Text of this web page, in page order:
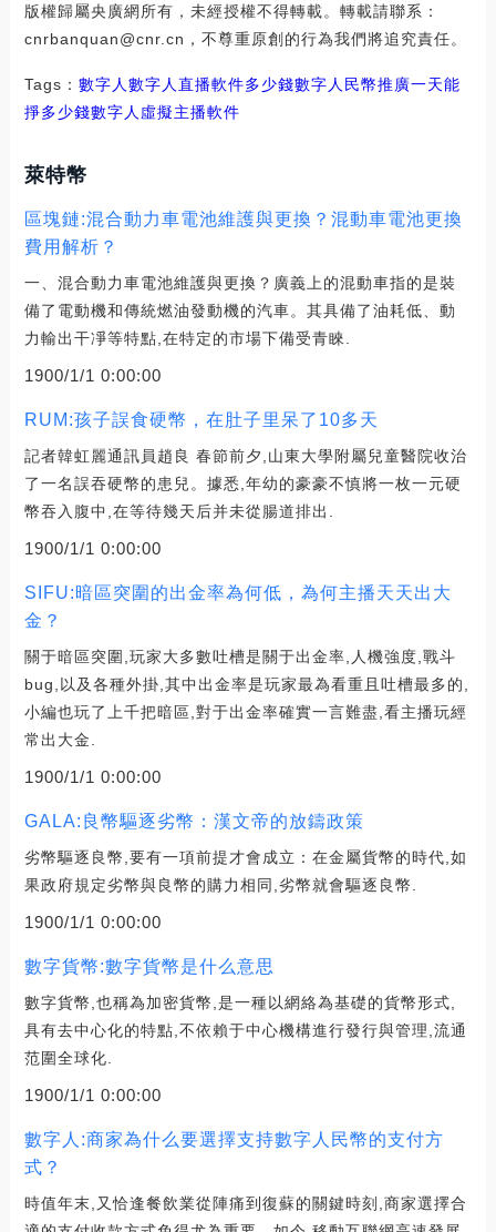
版權歸屬央廣網所有，未經授權不得轉載。轉載請聯系：
cnrbanquan@cnr.cn，不尊重原創的行為我們將追究責任。
Tags： 數字人數字人直播軟件多少錢數字人民幣推廣一天能
掙多少錢數字人虛擬主播軟件
萊特幣
區塊鏈:混合動力車電池維護與更換？混動車電池更換
費用解析？
一、混合動力車電池維護與更換？廣義上的混動車指的是裝
備了電動機和傳統燃油發動機的汽車。其具備了油耗低、動
力輸出干凈等特點,在特定的市場下備受青睞.
1900/1/1 0:00:00
RUM:孩子誤食硬幣，在肚子里呆了10多天
記者韓虹麗通訊員趙良 春節前夕,山東大學附屬兒童醫院收治
了一名誤吞硬幣的患兒。據悉,年幼的豪豪不慎將一枚一元硬
幣吞入腹中,在等待幾天后并未從腸道排出.
1900/1/1 0:00:00
SIFU:暗區突圍的出金率為何低，為何主播天天出大
金？
關于暗區突圍,玩家大多數吐槽是關于出金率,人機強度,戰斗
bug,以及各種外掛,其中出金率是玩家最為看重且吐槽最多的,
小編也玩了上千把暗區,對于出金率確實一言難盡,看主播玩經
常出大金.
1900/1/1 0:00:00
GALA:良幣驅逐劣幣：漢文帝的放鑄政策
劣幣驅逐良幣,要有一項前提才會成立：在金屬貨幣的時代,如
果政府規定劣幣與良幣的購力相同,劣幣就會驅逐良幣.
1900/1/1 0:00:00
數字貨幣:數字貨幣是什么意思
數字貨幣,也稱為加密貨幣,是一種以網絡為基礎的貨幣形式,
具有去中心化的特點,不依賴于中心機構進行發行與管理,流通
范圍全球化.
1900/1/1 0:00:00
數字人:商家為什么要選擇支持數字人民幣的支付方
式？
時值年末,又恰逢餐飲業從陣痛到復蘇的關鍵時刻,商家選擇合